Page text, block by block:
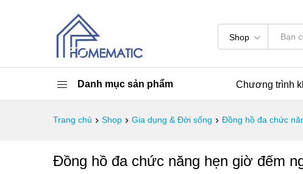
Shop
Danh mục sản phẩm Chương trình
Trang chủ › Shop › Gia dụng & Đời sống › Đồng hồ đa chức
Đồng hồ đa chức năng hẹn giờ đếm